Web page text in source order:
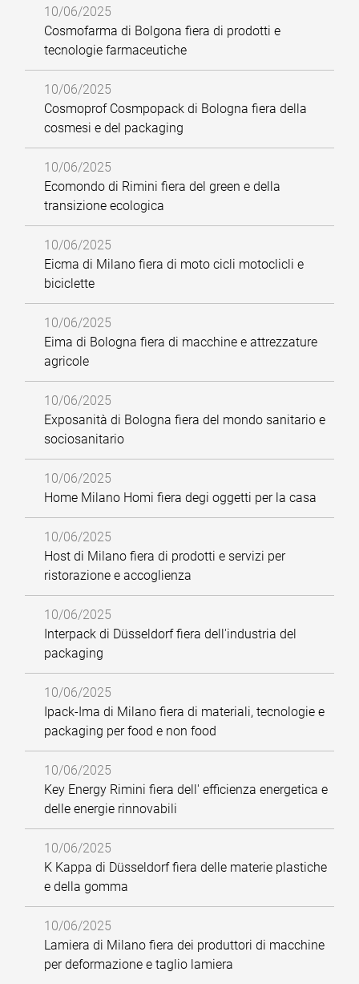
10/06/2025
Cosmofarma di Bolgona fiera di prodotti e
tecnologie farmaceutiche
10/06/2025
Cosmoprof Cosmpopack di Bologna fiera della
cosmesi e del packaging
10/06/2025
Ecomondo di Rimini fiera del green e della
transizione ecologica
10/06/2025
Eicma di Milano fiera di moto cicli motoclicli e
biciclette
10/06/2025
Eima di Bologna fiera di macchine e attrezzature
agricole
10/06/2025
Exposanità di Bologna fiera del mondo sanitario e
sociosanitario
10/06/2025
Home Milano Homi fiera degi oggetti per la casa
10/06/2025
Host di Milano fiera di prodotti e servizi per
ristorazione e accoglienza
10/06/2025
Interpack di Düsseldorf fiera dell'industria del
packaging
10/06/2025
Ipack-Ima di Milano fiera di materiali, tecnologie e
packaging per food e non food
10/06/2025
Key Energy Rimini fiera dell' efficienza energetica e
delle energie rinnovabili
10/06/2025
K Kappa di Düsseldorf fiera delle materie plastiche
e della gomma
10/06/2025
Lamiera di Milano fiera dei produttori di macchine
per deformazione e taglio lamiera